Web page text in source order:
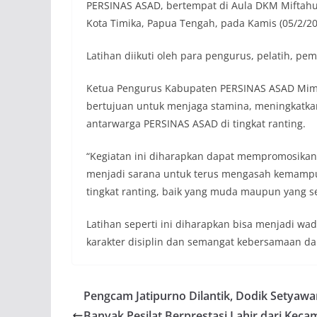
PERSINAS ASAD, bertempat di Aula DKM
Kota Timika, Papua Tengah, pada Kamis (05/2/
Latihan diikuti oleh para pengurus, pelatih,
Ketua Pengurus Kabupaten PERSINAS ASAD
bertujuan untuk menjaga stamina,
antarwarga PERSINAS ASAD di tingkat ranting.
“Kegiatan ini diharapkan dapat
menjadi sarana untuk terus mengasah
tingkat ranting, baik yang muda maupun yang
Latihan seperti ini diharapkan bisa menjadi
karakter disiplin dan semangat kebersamaan
Pengcam Jatipurno Dilantik, Dodik